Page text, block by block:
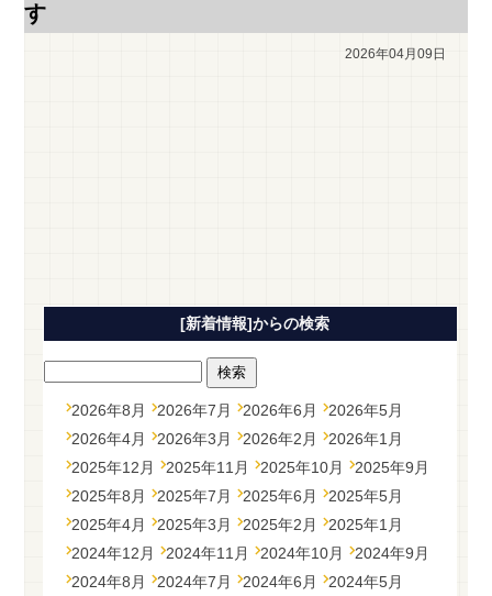
す
2026年04月09日
[新着情報]からの検索
2026年8月 2026年7月 2026年6月
2026年5月
2026年4月
2026年3月 2026年2月
2026年1月
2025年12月
2025年11月 2025年10月
2025年9月
2025年8月
2025年7月 2025年6月
2025年5月
2025年4月
2025年3月 2025年2月
2025年1月
2024年12月
2024年11月 2024年10月
2024年9月
2024年8月
2024年7月 2024年6月
2024年5月